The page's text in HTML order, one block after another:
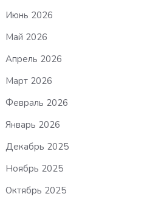
Июнь 2026
Май 2026
Апрель 2026
Март 2026
Февраль 2026
Январь 2026
Декабрь 2025
Ноябрь 2025
Октябрь 2025